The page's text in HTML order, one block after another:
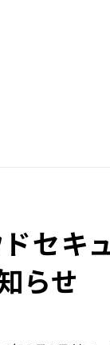
セキ
らせ